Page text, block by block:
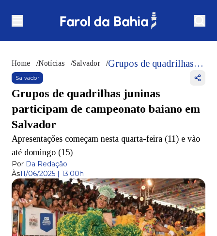
Home /Notícias /Salvador / Grupos de quadrilhas juninas participam de campeonato baiano em Salvador
Salvador
Grupos de quadrilhas juninas
participam de campeonato baiano em
Salvador
Apresentações começam nesta quarta-feira (11) e vão
até domingo (15)
Por Da Redação
Às11/06/2025 | 13:00h